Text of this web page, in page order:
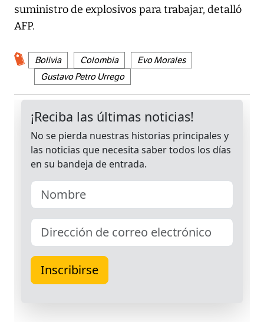
suministro de explosivos para trabajar, detalló
AFP.
Bolivia Colombia
Evo Morales
Gustavo Petro Urrego